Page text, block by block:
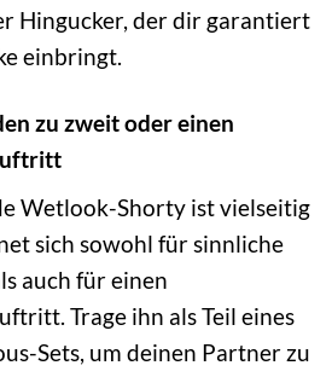
Hingucker, der dir garantiert
einbringt.
zu zweit oder einen
Wetlook-Shorty ist vielseitig
sich sowohl für sinnliche
auch für einen
Trage ihn als Teil eines
Sets, um deinen Partner zu